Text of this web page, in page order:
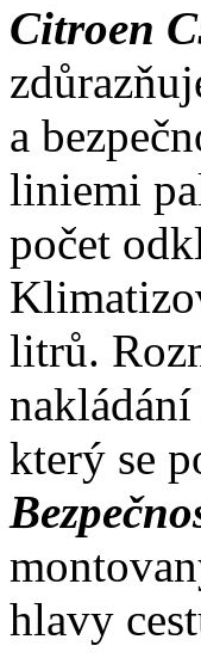
Citroen
a
liniemi
počet
litrů.
který se
hlavy